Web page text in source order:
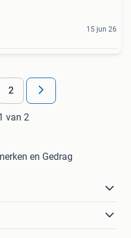
15 jun 26
2
van 2
en Gedrag